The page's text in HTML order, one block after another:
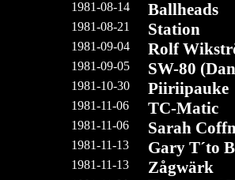
1981-08-14 Ballheads
1981-08-21 Station
1981-09-04 Rolf
1981-09-05 SW-80
1981-10-30 Piiriipauke
1981-11-06 TC-Matic
1981-11-06 Sarah
1981-11-13 Gary T´to
1981-11-13 Zågwärk